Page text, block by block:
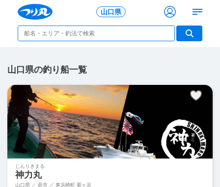
山口県
山口県の釣り船一覧
じんりきまる
神力丸
山口県 ／ 萩市 ／ 東浜崎町 菊ヶ浜